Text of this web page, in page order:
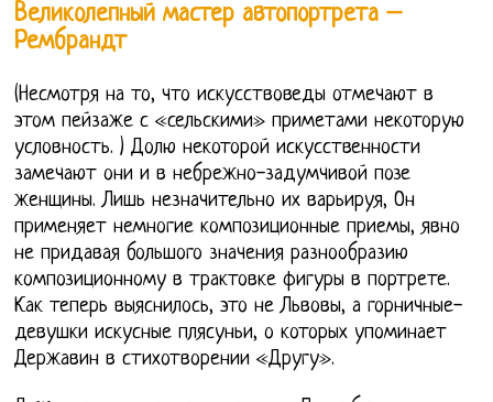
Великолепный мастер автопортрета –
Рембрандт
(Несмотря на то, что искусствоведы отмечают в
этом пейзаже с «сельскими» приметами некоторую
условность. ) Долю некоторой искусственности
замечают они и в небрежно-задумчивой позе
женщины. Лишь незначительно их варьируя, Он
применяет немногие композиционные приемы, явно
не придавая большого значения разнообразию
композиционному в трактовке фигуры в портрете.
Как теперь выяснилось, это не Львовы, а горничные-
девушки искусные плясуньи, о которых упоминает
Державин в стихотворении «Другу».